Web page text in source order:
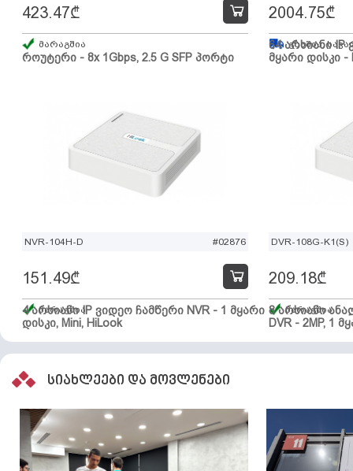
როუტერი - 8x 1Gbps, 2.5 G SFP პორტი
423.47₾
მარაგშია
64 არხიანი IP
მყარი დისკი -
2004.75₾
გზაშია,
NVR-104H-D #02876
4 არხიანი IP ვიდეო ჩამწერი NVR - 1 მყარი
დისკი, Mini, HiLook
151.49₾
მარაგშია
DVR-108G-K1(S)
8 არხიანი
DVR - 2MP, 1
209.18₾
მარაგშია
სიახლეები და მოვლენები